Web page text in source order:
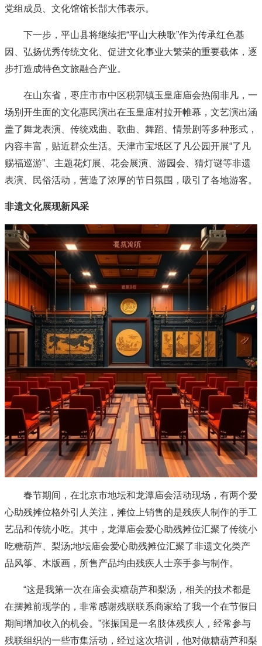
党组成员、文化馆馆长郜大伟表示。
下一步，平山县将继续把“平山大秧歌”作为传承红色基
因、弘扬优秀传统文化、促进文化事业大繁荣的重要载体，逐
步打造成特色文旅融合产业。
在山东省，枣庄市市中区税郭镇玉皇庙庙会热闹非凡，一
场别开生面的文化惠民演出在玉皇庙村拉开帷幕，文艺演出涵
盖了舞龙表演、传统戏曲、歌曲、舞蹈、情景剧等多种形式，
内容丰富，贴近群众生活。天津市宝坻区了凡公园开展“了凡
赐福巡游”、主题花灯展、花会展演、游园会、猜灯谜等非遗
表演、民俗活动，营造了浓厚的节日氛围，吸引了各地游客。
非遗文化展现新风采
春节期间，在北京市地坛和龙潭庙会活动现场，有两个爱
心助残摊位格外引人关注，摊位上销售的是残疾人制作的手工
艺品和传统小吃。其中，龙潭庙会爱心助残摊位汇聚了传统小
吃糖葫芦、梨汤;地坛庙会爱心助残摊位汇聚了非遗文化类产
品风筝、木版画，所售产品均由残疾人士亲手参与制作。
“这是我第一次在庙会卖糖葫芦和梨汤，相关的技术都是
在摆摊前现学的，非常感谢残联联系商家给了我一个在节假日
期间增加收入的机会。”张振国是一名肢体残疾人，经常参与
残联组织的一些市集活动，经过这次培训，他对做糖葫芦和梨